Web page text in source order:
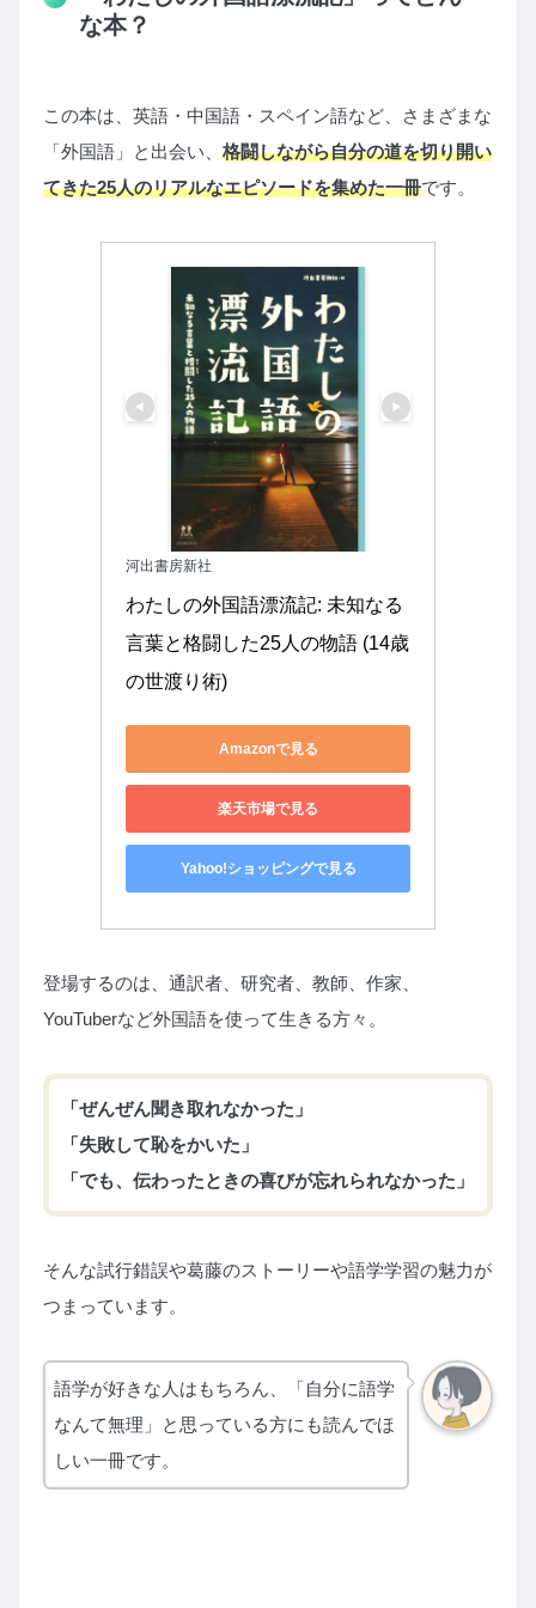
な本？
この本は、英語・中国語・スペイン語など、さまざまな
「外国語」と出会い、 格闘しながら自分の道を切り開い
てきた25人のリアルなエピソードを集めた一冊です。
河出書房新社
わたしの外国語漂流記: 未知なる
言葉と格闘した25人の物語 (14歳
の世渡り術)
Amazonで見る
楽天市場で見る
Yahoo!ショッピングで見る
登場するのは、通訳者、研究者、教師、作家、
YouTuberなど外国語を使って生きる方々。
「ぜんぜん聞き取れなかった」
「失敗して恥をかいた」
「でも、伝わったときの喜びが忘れられなかった」
そんな試行錯誤や葛藤のストーリーや語学学習の魅力が
つまっています。
語学が好きな人はもちろん、「自分に語学
なんて無理」と思っている方にも読んでほ
しい一冊です。